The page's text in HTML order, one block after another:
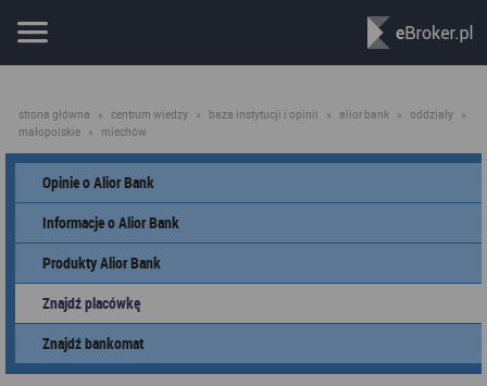
strona główna » centrum wiedzy » baza instytucji i opinii » alior bank » oddziały »
małopolskie » miechów
Opinie o Alior Bank
Informacje o Alior Bank
Produkty Alior Bank
Znajdź placówkę
Znajdź bankomat